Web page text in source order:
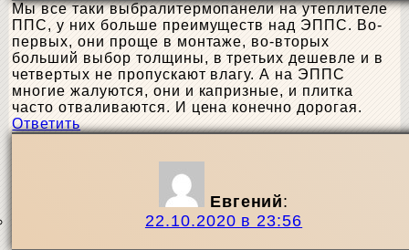
Мы все таки выбралитермопанели на утеплителе
ППС, у них больше преимуществ над ЭППС. Во-
первых, они проще в монтаже, во-вторых
больший выбор толщины, в третьих дешевле и в
четвертых не пропускают влагу. А на ЭППС
многие жалуются, они и капризные, и плитка
часто отваливаются. И цена конечно дорогая.
Ответить
Евгений:
22.10.2020 в 23:56